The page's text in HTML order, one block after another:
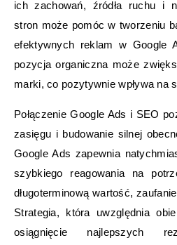
ich zachowań, źródła ruchu i
stron może pomóc w tworzeniu
efektywnych reklam w Google
pozycja organiczna może
marki, co pozytywnie wpływa na
Połączenie Google Ads i SEO
zasięgu i budowanie silnej
Google Ads zapewnia
szybkiego reagowania na
długoterminową wartość,
Strategia, która uwzględnia
osiągnięcie najlepszych